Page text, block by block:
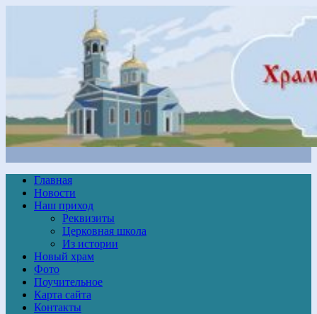
Главная
Новости
Наш приход
Реквизиты
Церковная школа
Из истории
Новый храм
Фото
Поучительное
Карта сайта
Контакты